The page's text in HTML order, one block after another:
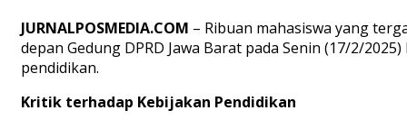
JURNALPOSMEDIA.COM – Ribuan mahasiswa yang
depan Gedung DPRD Jawa Barat pada Senin (17/2/
pendidikan.
Kritik terhadap Kebijakan Pendidikan